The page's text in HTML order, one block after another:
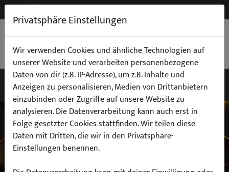
0,00 €
Wähle dein Auto
finde alle passenden Teile schnell und
einfach
Privatsphäre Einstellungen
Wir verwenden Cookies und ähnliche Technologien auf
unserer Website und verarbeiten personenbezogene
Daten von dir (z.B. IP-Adresse), um z.B. Inhalte und
Anzeigen zu personalisieren, Medien von Drittanbietern
einzubinden oder Zugriffe auf unsere Website zu
analysieren. Die Datenverarbeitung kann auch erst in
Folge gesetzter Cookies stattfinden. Wir teilen diese
Daten mit Dritten, die wir in den Privatsphäre-
Einstellungen benennen.